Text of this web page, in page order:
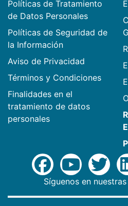
Políticas de Tratamiento
de Datos Personales
Políticas de Seguridad de
la Información
Aviso de Privacidad
Términos y Condiciones
Finalidades en el
tratamiento de datos
personales
Síguenos en